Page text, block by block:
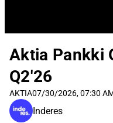
Aktia Pankki
Q2'26
AKTIA07/30/2026, 07:30
Inderes